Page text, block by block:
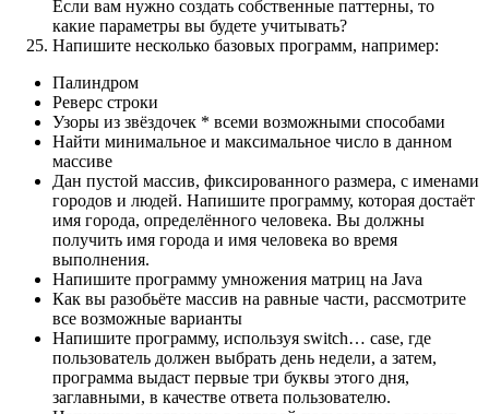
Если вам нужно создать собственные паттерны, то
какие параметры вы будете учитывать?
Напишите несколько базовых программ, например:
Палиндром
Реверс строки
Узоры из звёздочек * всеми возможными способами
Найти минимальное и максимальное число в данном
массиве
Дан пустой массив, фиксированного размера, с именами
городов и людей. Напишите программу, которая достаёт
имя города, определённого человека. Вы должны
получить имя города и имя человека во время
выполнения.
Напишите программу умножения матриц на Java
Как вы разобьёте массив на равные части, рассмотрите
все возможные варианты
Напишите программу, используя switch… case, где
пользователь должен выбрать день недели, а затем,
программа выдаст первые три буквы этого дня,
заглавными, в качестве ответа пользователю.